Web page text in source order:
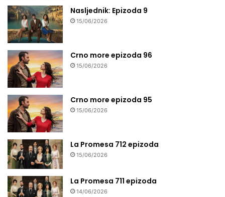
Nasljednik: Epizoda 9
15/06/2026
Crno more epizoda 96
15/06/2026
Crno more epizoda 95
15/06/2026
La Promesa 712 epizoda
15/06/2026
La Promesa 711 epizoda
14/06/2026